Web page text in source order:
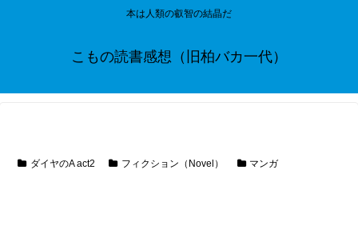
本は人類の叡智の結晶だ
こもの読書感想（旧柏バカ一代）
ダイヤのA act2 フィクション（Novel） マンガ